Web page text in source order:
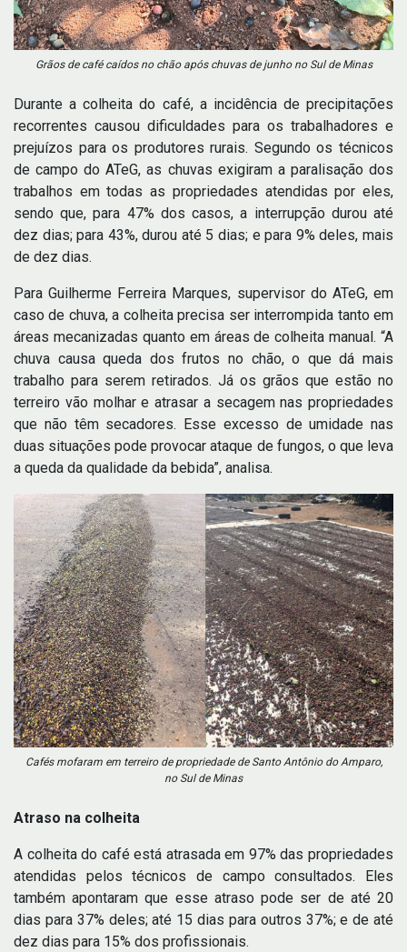
Grãos de café caídos no chão após chuvas de junho no Sul de Minas
Durante a colheita do café, a incidência de precipitações
recorrentes causou dificuldades para os trabalhadores e
prejuízos para os produtores rurais. Segundo os técnicos
de campo do ATeG, as chuvas exigiram a paralisação dos
trabalhos em todas as propriedades atendidas por eles,
sendo que, para 47% dos casos, a interrupção durou até
dez dias; para 43%, durou até 5 dias; e para 9% deles, mais
de dez dias.
Para Guilherme Ferreira Marques, supervisor do ATeG, em
caso de chuva, a colheita precisa ser interrompida tanto em
áreas mecanizadas quanto em áreas de colheita manual. “A
chuva causa queda dos frutos no chão, o que dá mais
trabalho para serem retirados. Já os grãos que estão no
terreiro vão molhar e atrasar a secagem nas propriedades
que não têm secadores. Esse excesso de umidade nas
duas situações pode provocar ataque de fungos, o que leva
a queda da qualidade da bebida”, analisa.
Cafés mofaram em terreiro de propriedade de Santo Antônio do Amparo,
no Sul de Minas
Atraso na colheita
A colheita do café está atrasada em 97% das propriedades
atendidas pelos técnicos de campo consultados. Eles
também apontaram que esse atraso pode ser de até 20
dias para 37% deles; até 15 dias para outros 37%; e de até
dez dias para 15% dos profissionais.